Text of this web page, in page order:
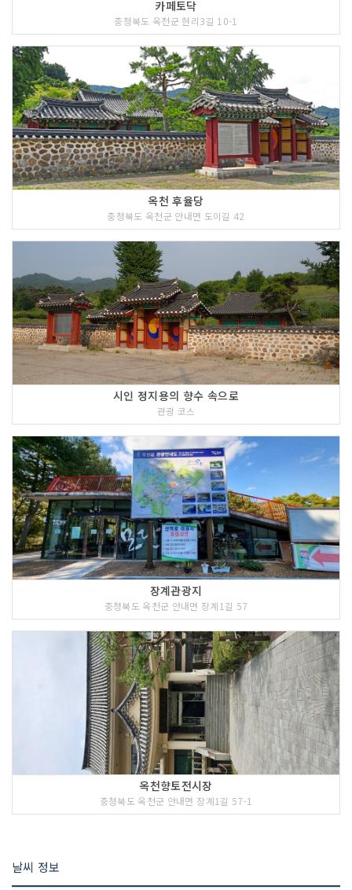
카페토닥
충청북도 옥천군 현리3길 10-1
옥천 후율당
충청북도 옥천군 안내면 도이길 42
시인 정지용의 향수 속으로
관광 코스
장계관광지
충청북도 옥천군 안내면 장계1길 57
옥천향토전시장
충청북도 옥천군 안내면 장계1길 57-1
날씨 정보